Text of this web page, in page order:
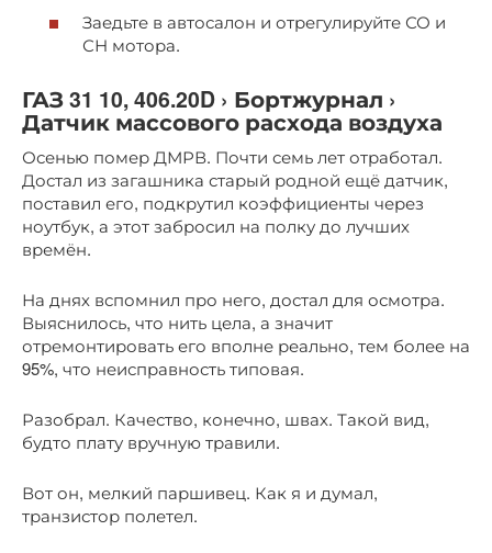
Заедьте в автосалон и отрегулируйте СО и
СН мотора.
ГАЗ 31 10, 406.20D › Бортжурнал ›
Датчик массового расхода воздуха
Осенью помер ДМРВ. Почти семь лет отработал.
Достал из загашника старый родной ещё датчик,
поставил его, подкрутил коэффициенты через
ноутбук, а этот забросил на полку до лучших
времён.
На днях вспомнил про него, достал для осмотра.
Выяснилось, что нить цела, а значит
отремонтировать его вполне реально, тем более на
95%, что неисправность типовая.
Разобрал. Качество, конечно, швах. Такой вид,
будто плату вручную травили.
Вот он, мелкий паршивец. Как я и думал,
транзистор полетел.